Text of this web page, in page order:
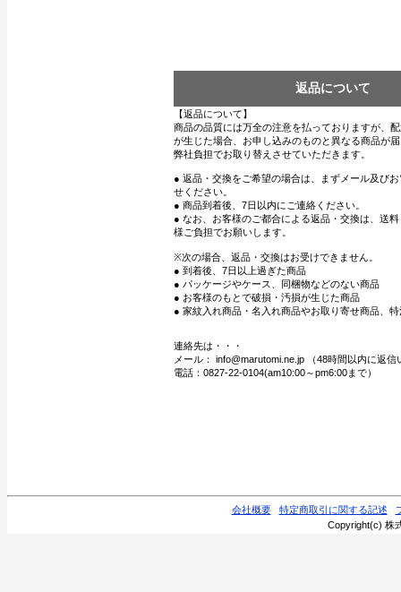
返品について
【返品について】
商品の品質には万全の注意を払っておりますが、
が生じた場合、お申し込みのものと異なる商品が
弊社負担でお取り替えさせていただきます。
● 返品・交換をご希望の場合は、まずメール及び
せください。
● 商品到着後、7日以内にご連絡ください。
● なお、お客様のご都合による返品・交換は、送
様ご負担でお願いします。
※次の場合、返品・交換はお受けできません。
● 到着後、7日以上過ぎた商品
● パッケージやケース、同梱物などのない商品
● お客様のもとで破損・汚損が生じた商品
● 家紋入れ商品・名入れ商品やお取り寄せ商品、
連絡先は・・・
メール： info@marutomi.ne.jp （48時間以内に返信
電話：0827-22-0104(am10:00～pm6:00まで）
会社概要 特定商取引に関する記述
Copyright(c) 株